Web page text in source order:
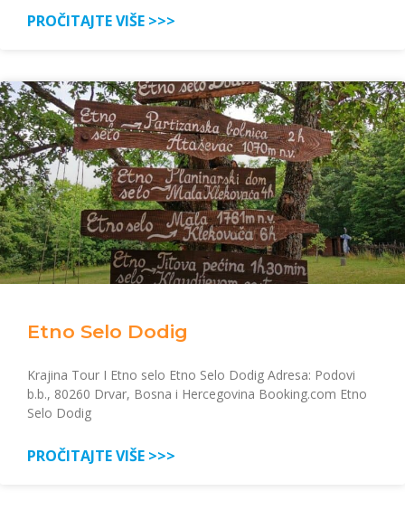
PROČITAJTE VIŠE >>>
Etno Selo Dodig
Krajina Tour I Etno selo Etno Selo Dodig Adresa: Podovi
b.b., 80260 Drvar, Bosna i Hercegovina Booking.com Etno
Selo Dodig
PROČITAJTE VIŠE >>>